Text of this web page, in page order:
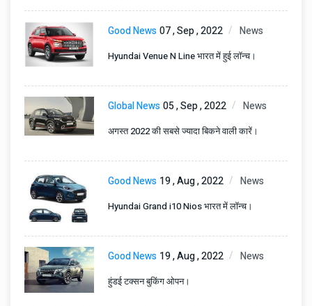
Good News07 , Sep , 2022 News
Hyundai Venue N Line भारत में हुई लॉन्च।
Global News05 , Sep , 2022 News
अगस्त 2022 की सबसे ज्यादा बिकने वाली कारें।
Good News 19 , Aug , 2022 News
Hyundai Grand i10 Nios भारत में लॉन्च।
Good News 19 , Aug , 2022 News
हुंडई टक्सन बुकिंग ओपन।